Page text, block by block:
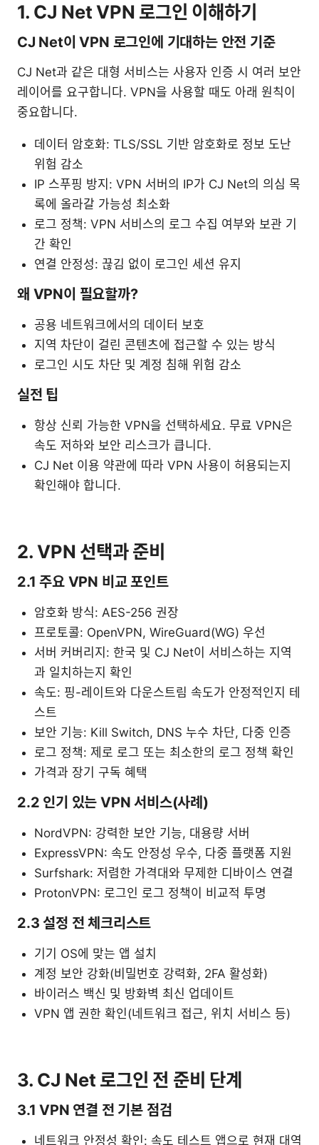
1. CJ Net VPN 로그인 이해하기
CJ Net이 VPN 로그인에 기대하는 안전 기준
CJ Net과 같은 대형 서비스는 사용자 인증 시 여러 보안
레이어를 요구합니다. VPN을 사용할 때도 아래 원칙이
중요합니다.
데이터 암호화: TLS/SSL 기반 암호화로 정보 도난
위험 감소
IP 스푸핑 방지: VPN 서버의 IP가 CJ Net의 의심 목
록에 올라갈 가능성 최소화
로그 정책: VPN 서비스의 로그 수집 여부와 보관 기
간 확인
연결 안정성: 끊김 없이 로그인 세션 유지
왜 VPN이 필요할까?
공용 네트워크에서의 데이터 보호
지역 차단이 걸린 콘텐츠에 접근할 수 있는 방식
로그인 시도 차단 및 계정 침해 위험 감소
실전 팁
항상 신뢰 가능한 VPN을 선택하세요. 무료 VPN은
속도 저하와 보안 리스크가 큽니다.
CJ Net 이용 약관에 따라 VPN 사용이 허용되는지
확인해야 합니다.
2. VPN 선택과 준비
2.1 주요 VPN 비교 포인트
암호화 방식: AES-256 권장
프로토콜: OpenVPN, WireGuard(WG) 우선
서버 커버리지: 한국 및 CJ Net이 서비스하는 지역
과 일치하는지 확인
속도: 핑-레이트와 다운스트림 속도가 안정적인지 테
스트
보안 기능: Kill Switch, DNS 누수 차단, 다중 인증
로그 정책: 제로 로그 또는 최소한의 로그 정책 확인
가격과 장기 구독 혜택
2.2 인기 있는 VPN 서비스(사례)
NordVPN: 강력한 보안 기능, 대용량 서버
ExpressVPN: 속도 안정성 우수, 다중 플랫폼 지원
Surfshark: 저렴한 가격대와 무제한 디바이스 연결
ProtonVPN: 로그인 로그 정책이 비교적 투명
2.3 설정 전 체크리스트
기기 OS에 맞는 앱 설치
계정 보안 강화(비밀번호 강력화, 2FA 활성화)
바이러스 백신 및 방화벽 최신 업데이트
VPN 앱 권한 확인(네트워크 접근, 위치 서비스 등)
3. CJ Net 로그인 전 준비 단계
3.1 VPN 연결 전 기본 점검
네트워크 안정성 확인: 속도 테스트 앱으로 현재 대역